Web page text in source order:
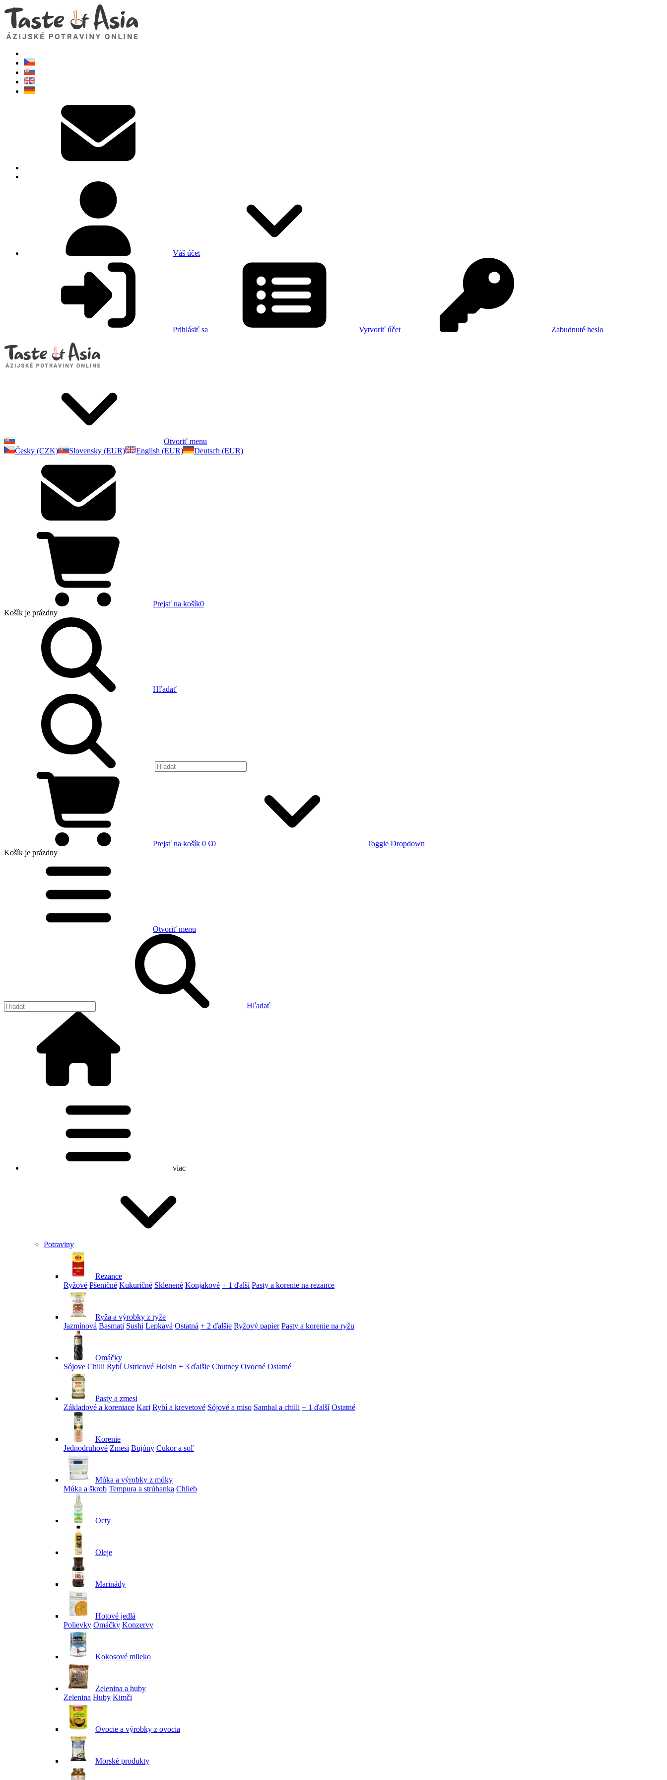
Váš účet
Prihlásiť sa Vytvoriť účet Zabudnuté heslo
Otvoriť menu
Česky (CZK)
Slovensky (EUR) English (EUR) Deutsch (EUR)
Prejsť na košík0
Košík je prázdny
Hľadať
Prejsť na košík 0 €0
Toggle Dropdown
Košík je prázdny
Otvoriť menu
Hľadať
viac
Potraviny
Rezance
Ryžové Pšeničné Kukuričné Sklenené Konjakové + 1 ďalší Pasty a korenie na rezance
Ryža a výrobky z ryže
Jazmínová Basmati Sushi Lepkavá Ostatná + 2 ďalšie Ryžový papier Pasty a korenie na ryžu
Omáčky
Sójove Chilli Rybí Ustricové Hoisin + 3 ďalšie Chutney Ovocné Ostatné
Pasty a zmesi
Základové a koreniace Kari Rybí a krevetové Sójové a miso Sambal a chilli + 1 ďalší Ostatné
Korenie
Jednodruhové Zmesi Bujóny Cukor a soľ
Múka a výrobky z múky
Múka a škrob Tempura a strúhanka Chlieb
Octy
Oleje
Marinády
Hotové jedlá
Polievky Omáčky Konzervy
Kokosové mlieko
Zelenina a huby
Zelenina Huby Kimči
Ovocie a výrobky z ovocia
Morské produkty